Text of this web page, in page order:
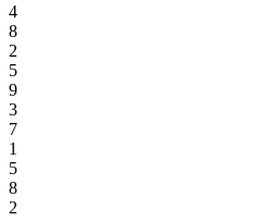
4
8
2
5
9
3
7
1
5
8
2